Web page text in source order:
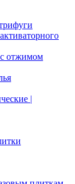
отжимом
|